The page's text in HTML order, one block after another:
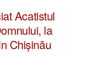
Acatistul
la
Chișinău